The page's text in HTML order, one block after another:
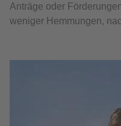
Anträge oder
weniger Hemmungen,